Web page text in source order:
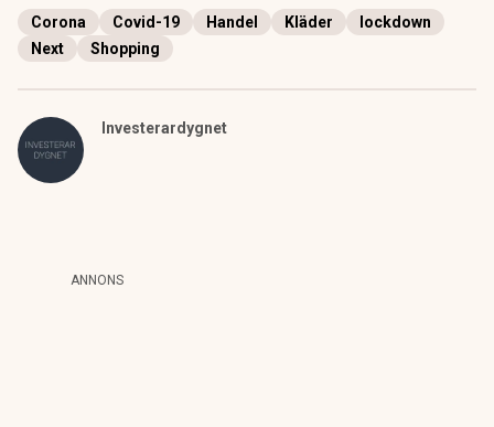
Corona Covid-19 Handel Kläder
lockdown
Next
Shopping
Investerardygnet
ANNONS